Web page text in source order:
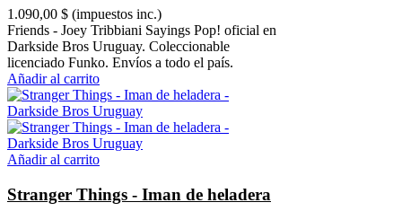
1.090,00 $ (impuestos inc.)
Friends - Joey Tribbiani Sayings Pop! oficial en
Darkside Bros Uruguay. Coleccionable
licenciado Funko. Envíos a todo el país.
Añadir al carrito
Añadir al carrito
Stranger Things - Iman de heladera